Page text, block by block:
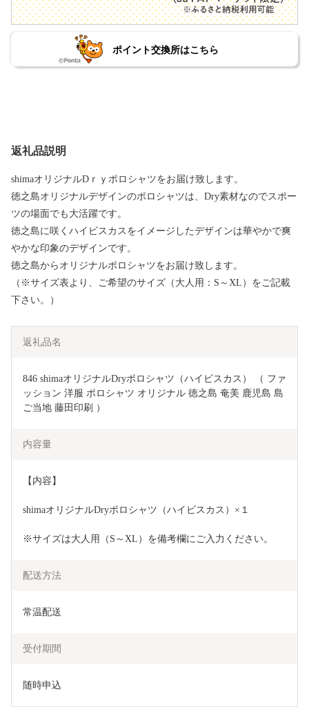
ポイント交換所はこちら
返礼品説明
shimaオリジナルDｒｙポロシャツをお届け致します。
徳之島オリジナルデザインのポロシャツは、Dry素材なのでスポー
ツの場面でも大活躍です。
徳之島に咲くハイビスカスをイメージしたデザインは華やかで爽
やかな印象のデザインです。
徳之島からオリジナルポロシャツをお届け致します。
（※サイズ表より、ご希望のサイズ（大人用：S～XL）をご記載
下さい。）
返礼品名
846 shimaオリジナルDryポロシャツ（ハイビスカス） （ ファ
ッション 洋服 ポロシャツ オリジナル 徳之島 奄美 鹿児島 島
ご当地 藤田印刷 ）
内容量
【内容】
shimaオリジナルDryポロシャツ（ハイビスカス）×１
※サイズは大人用（S～XL）を備考欄にご入力ください。
配送方法
常温配送
受付期間
随時申込